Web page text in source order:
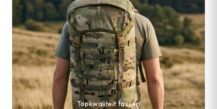
Topkwaliteit tassen